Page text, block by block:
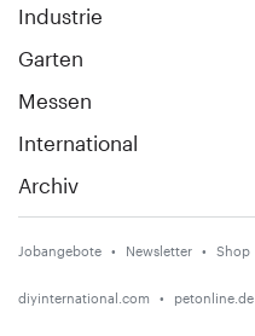
Industrie
Garten
Messen
International
Archiv
Jobangebote Newsletter Shop
diyinternational.com petonline.de